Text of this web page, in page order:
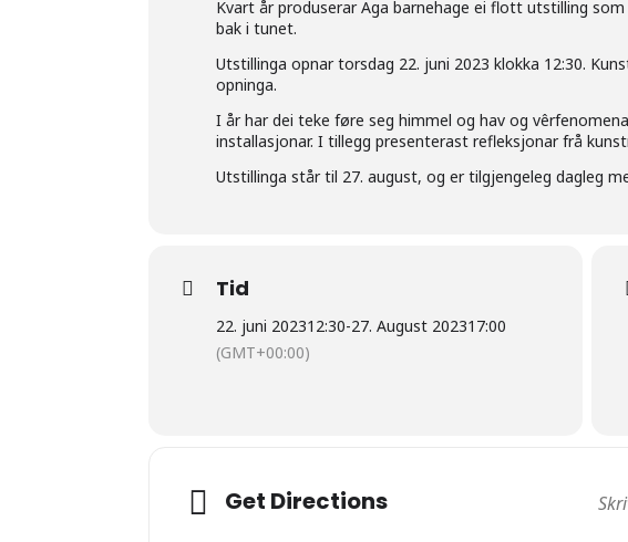
Kvart år produserar Aga barnehage ei flott utstilling
bak i tunet.
Utstillinga opnar torsdag 22. juni 2023 klokka 12:30.
opninga.
I år har dei teke føre seg himmel og hav og
installasjonar. I tillegg presenterast refleksjonar frå
Utstillinga står til 27. august, og er tilgjengeleg dagleg
Tid
22. juni 202312:30-27. August 202317:00
(GMT+00:00)
Get Directions